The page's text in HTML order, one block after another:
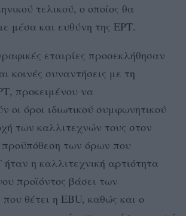
τελικού, ο οποίος θα
μέσα και ευθύνη της ΕΡΤ.
εταιρίες προσεκλήθησαν
κοινές συναντήσεις με τη
προκειμένου να
οι όροι ιδιωτικού συμφωνητικού
των καλλιτεχνών τους στον
προϋπόθεση των όρων που
η καλλιτεχνική αρτιότητα
προϊόντος βάσει των
θέτει η EBU, καθώς και ο